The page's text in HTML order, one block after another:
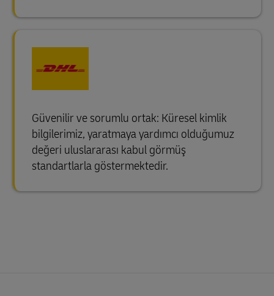
Güvenilir ve sorumlu ortak: Küresel kimlik
bilgilerimiz, yaratmaya yardımcı olduğumuz
değeri uluslararası kabul görmüş
standartlarla göstermektedir.